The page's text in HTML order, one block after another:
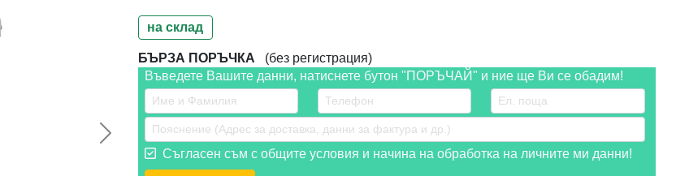
Следваща >>
на склад
БЪРЗА ПОРЪЧКА (без регистрация)
Въведете Вашите данни, натиснете бутон "ПОРЪЧАЙ" и ние ще Ви се обадим!
Съгласен съм с общите условия и начина на обработка на личните ми данни!